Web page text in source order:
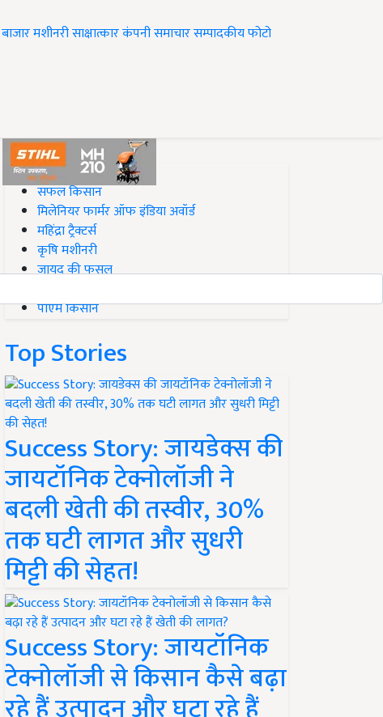
बाजारमशीनरीसाक्षात्कारकंपनी समाचारसम्पादकीयफोटो
#Top on Krishi Jagran
सफल किसान
मिलेनियर फार्मर ऑफ इंडिया अवॉर्ड
महिंद्रा ट्रैक्टर्स
कृषि मशीनरी
जायद की फसल
पीएम किसान
Top Stories
Success Story: जायडेक्स की
जायटॉनिक टेक्नोलॉजी ने
बदली खेती की तस्वीर, 30%
तक घटी लागत और सुधरी
मिट्टी की सेहत!
Success Story: जायटॉनिक
टेक्नोलॉजी से किसान कैसे बढ़ा